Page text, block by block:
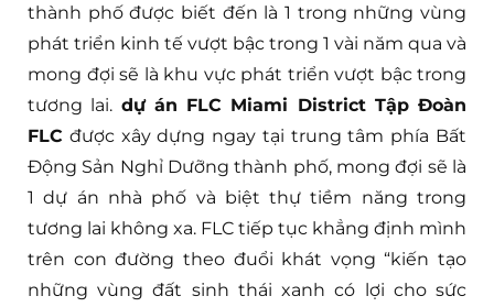
thành phố được biết đến là 1 trong những vùng
phát triển kinh tế vượt bậc trong 1 vài năm qua và
mong đợi sẽ là khu vực phát triển vượt bậc trong
tương lai. dự án FLC Miami District Tập Đoàn
FLC được xây dựng ngay tại trung tâm phía Bất
Động Sản Nghỉ Dưỡng thành phố, mong đợi sẽ là
1 dự án nhà phố và biệt thự tiềm năng trong
tương lai không xa. FLC tiếp tục khẳng định mình
trên con đường theo đuổi khát vọng “kiến tạo
những vùng đất sinh thái xanh có lợi cho sức